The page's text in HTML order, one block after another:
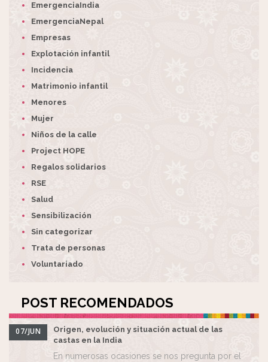
EmergenciaIndia
EmergenciaNepal
Empresas
Explotación infantil
Incidencia
Matrimonio infantil
Menores
Mujer
Niños de la calle
Project HOPE
Regalos solidarios
RSE
Salud
Sensibilización
Sin categorizar
Trata de personas
Voluntariado
POST RECOMENDADOS
07/JUN
Origen, evolución y situación actual de las
castas en la India
En numerosas ocasiones se nos pregunta por el